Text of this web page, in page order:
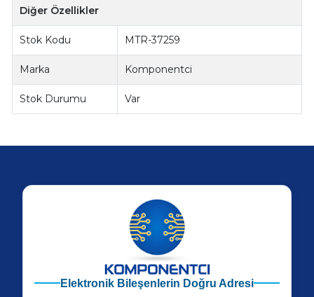
Diğer Özellikler
Stok Kodu MTR-37259
Marka Komponentci
Stok Durumu Var
Elektronik Bileşenlerin Doğru Adresi